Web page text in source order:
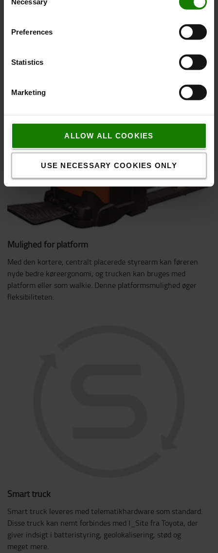
Selection
Preferences
Statistics
Marketing
ALLOW ALL COOKIES
USE NECESSARY COOKIES ONLY
ydeevneniveauer og maksimerer energieffektiviteten,
samtidig med at energiomkostningerne og CO2-
Mulighed for platform
Med den kortere, centralt placerede styrearm kan føreren
nyde bedre køreergonomi, og trucken kan bruges med
platform eller som walkie. Denne platformsmulighed øger
fleksibiliteten.
Smart truck
Smart truck leveres med telematikhardware som standard.
Disse truck kan nemt forbindes med I_Site fra Toyota, der
giver indsigt i batteristyring, geolokalisering, stød og
meget mere.